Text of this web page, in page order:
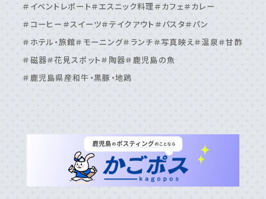
＃桜島周辺
＃鴨池・与次郎周辺 ＃鹿児島駅周辺
＃イベントレポート＃エスニック料理＃カフェ＃カレー
＃コーヒー ＃スイーツ＃テイクアウト ＃パスタ＃パン
＃ホテル・旅館＃モーニング＃ランチ＃写真映え＃温泉＃甘酢
＃磁器＃花見スポット＃陶器＃鹿児島の魚
＃鹿児島県産和牛・黒豚・地鶏